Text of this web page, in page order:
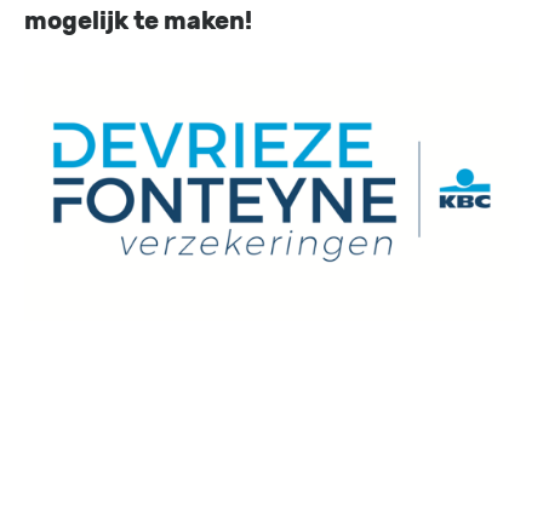
mogelijk te maken!